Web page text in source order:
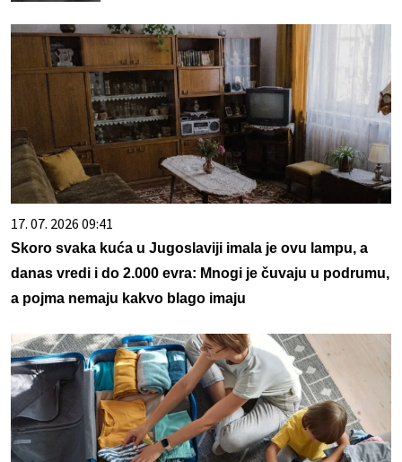
17. 07. 2026 09:41
Skoro svaka kuća u Jugoslaviji imala je ovu lampu, a
danas vredi i do 2.000 evra: Mnogi je čuvaju u podrumu,
a pojma nemaju kakvo blago imaju